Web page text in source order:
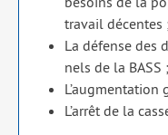
tra­vail décentes
La défense des
nels de la BASS ;
L’augmentation
L’arrêt de la